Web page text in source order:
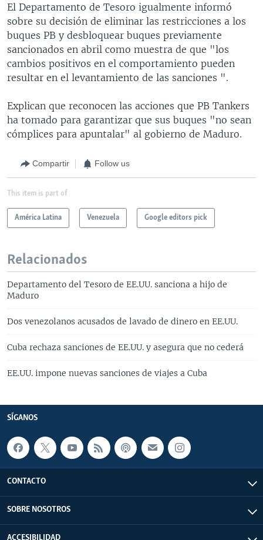
El Departamento de Tesoro igualmente informó
sobre su decisión de eliminar las restricciones a los
buques PB y desbloquear buques previamente
sancionados en abril como muestra de que "los
cambios positivos en el comportamiento pueden
resultar en el levantamiento de las sanciones ".
Explican que reconocen las acciones que PB Tankers
ha tomado para garantizar que sus buques "no sean
cómplices para apuntalar" al gobierno de Maduro.
Compartir Follow us
This item is part of
América Latina Venezuela Google editors pick
Relacionados
Departamento del Tesoro de EE.UU. sanciona a hijo de
Maduro
Dos venezolanos acusados de lavado de dinero en EE.UU.
Cuba rechaza sanciones de EE.UU. y asegura que no cederá
EE.UU. impone nuevas sanciones de viajes a Cuba
SÍGANOS
CONTACTO
SOBRE NOSOTROS
ACCESIBILIDAD